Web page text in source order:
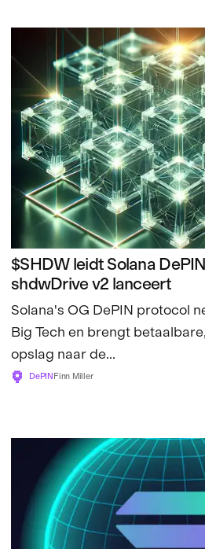
$SHDW leidt Solana
shdwDrive v2 lanceert
Solana's OG DePIN protocol
Big Tech en brengt
opslag naar de...
DePINFinn Miller